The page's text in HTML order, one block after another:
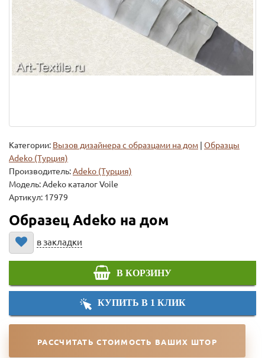
Категории: Вызов дизайнера с образцами на дом
Образцы
Adeko (Турция)
Производитель:Adeko (Турция)
Модель:Adeko каталог Voile
Артикул: 17979
Образец Adeko на дом
в закладки
В КОРЗИНУ
КУПИТЬ В 1 КЛИК
РАССЧИТАТЬ СТОИМОСТЬ ВАШИХ ШТОР